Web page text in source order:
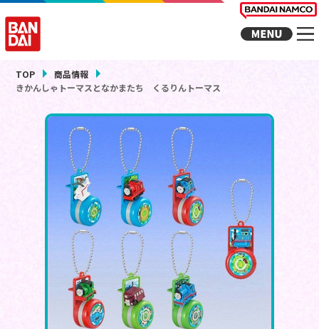
TOP
商品情報
きかんしゃトーマスとなかまたち くるりんトーマス